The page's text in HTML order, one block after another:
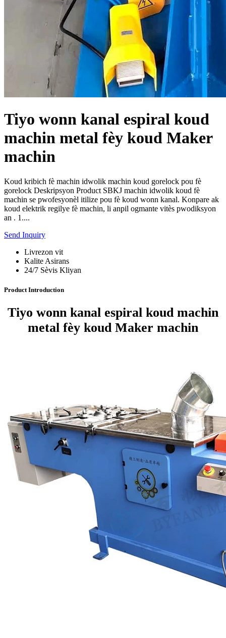
Tiyo wonn kanal espiral koud
machin metal fèy koud Maker
machin
Koud kribich fè machin idwolik machin koud gorelock pou fè
gorelock Deskripsyon Product SBKJ machin idwolik koud fè
machin se pwofesyonèl itilize pou fè koud wonn kanal. Konpare ak
koud elektrik regilye fè machin, li anpil ogmante vitès pwodiksyon
an . 1....
Send Inquiry
Livrezon vit
Kalite Asirans
24/7 Sèvis Kliyan
Product Introduction
Tiyo wonn kanal espiral koud machin
metal fèy koud Maker machin